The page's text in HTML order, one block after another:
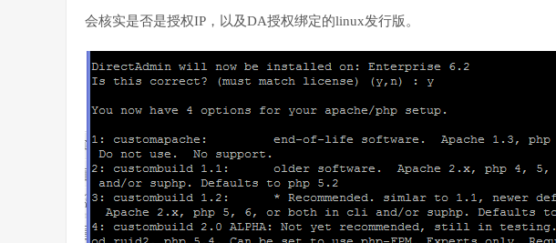
会核实是否是授权IP，以及DA授权绑定的linux发行版。